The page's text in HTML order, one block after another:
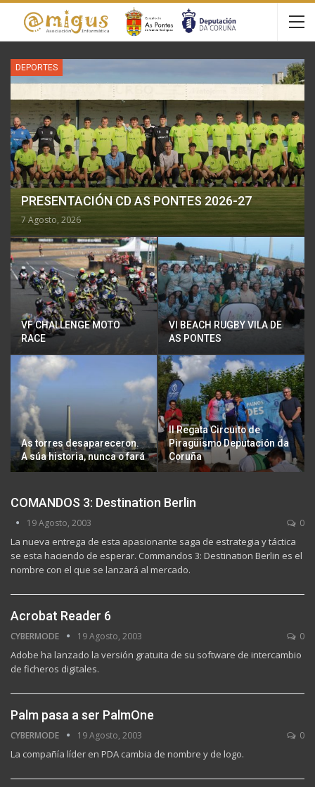
DEPORTES
PRESENTACIÓN CD AS PONTES 2026-27
7 Agosto, 2026
VF CHALLENGE MOTO
RACE
VI BEACH RUGBY VILA DE
AS PONTES
As torres desapareceron.
A súa historia, nunca o fará
ll Regata Circuito de
Piragüismo Deputación da
Coruña
COMANDOS 3: Destination Berlin
19 Agosto, 2003 0
La nueva entrega de esta apasionante saga de estrategia y táctica
se esta haciendo de esperar. Commandos 3: Destination Berlin es el
nombre con el que se lanzará al mercado.
Acrobat Reader 6
CYBERMODE 19 Agosto, 2003 0
Adobe ha lanzado la versión gratuita de su software de intercambio
de ficheros digitales.
Palm pasa a ser PalmOne
CYBERMODE 19 Agosto, 2003 0
La compañía líder en PDA cambia de nombre y de logo.